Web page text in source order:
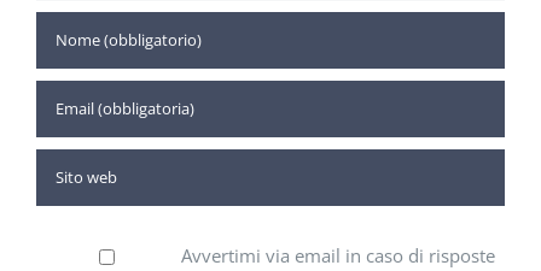
Avvertimi via email in caso di risposte